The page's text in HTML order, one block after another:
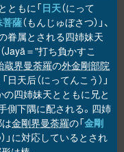
ともに「日天（にって
菩薩（もんじゅぼさつ）」、
の眷属とされる四姉妹天
Jayā＝"打ち負かすこ
蔵界曼荼羅の外金剛部院
日天后（にってんこう）」
の四姉妹天とともに兄と
手側下隅に配される。四姉
金剛界曼荼羅の「金剛
」に対応しているとされ